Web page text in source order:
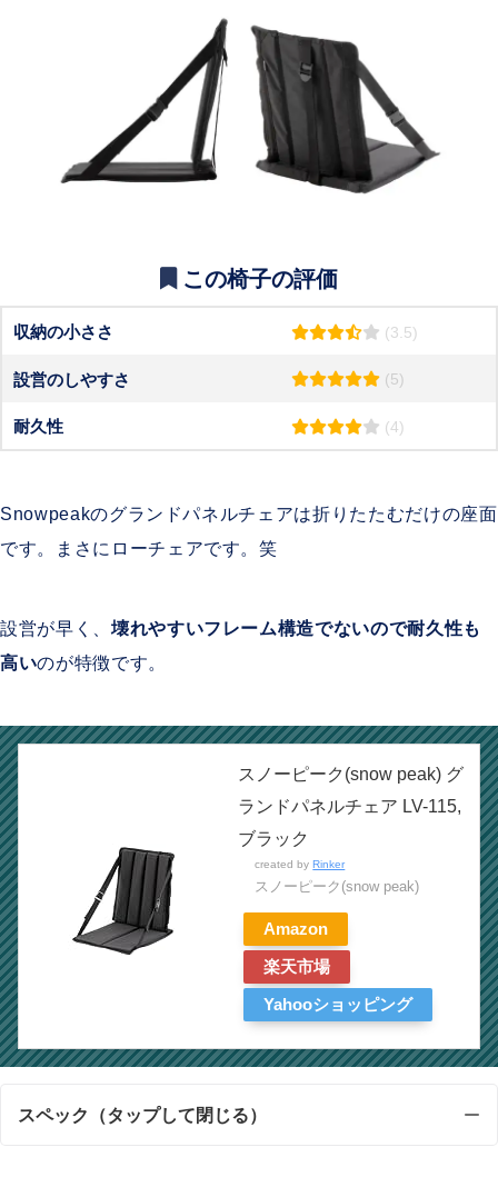
この椅子の評価
収納の小ささ (3.5)
設営のしやすさ (5)
耐久性 (4)
Snowpeakのグランドパネルチェアは折りたたむだけの座面
です。まさにローチェアです。笑
設営が早く、 壊れやすいフレーム構造でないので耐久性も
高いのが特徴です。
スノーピーク(snow peak) グ
ランドパネルチェア LV-115,
ブラック
created byRinker
スノーピーク(snow peak)
Amazon
楽天市場
Yahooショッピング
スペック（タップして閉じる）